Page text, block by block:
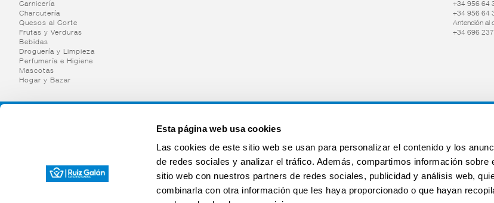
Esta página web usa cookies
Las cookies de este sitio web se usan para personalizar el contenido y los
de redes sociales y analizar el tráfico. Además, compartimos información sobre
sitio web con nuestros partners de redes sociales, publicidad y análisis web,
combinarla con otra información que les haya proporcionado o que hayan
Carnicería
Charcutería
Quesos al Corte
Frutas y Verduras
Bebidas
Droguería y Limpieza
Perfumería e Higiene
Mascotas
Hogar y Bazar
+34 956 64
+34 956 64
Antención al
+34 696